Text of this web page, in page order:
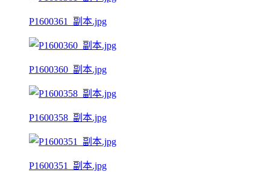
P1600361_副本.jpg
P1600360_副本.jpg
P1600358_副本.jpg
P1600351_副本.jpg